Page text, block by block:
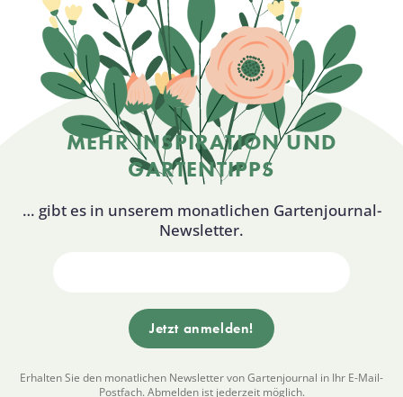
MEHR INSPIRATION UND
GARTENTIPPS
… gibt es in unserem monatlichen Gartenjournal-
Newsletter.
Erhalten Sie den monatlichen Newsletter von Gartenjournal in Ihr E-Mail-
Postfach. Abmelden ist jederzeit möglich.